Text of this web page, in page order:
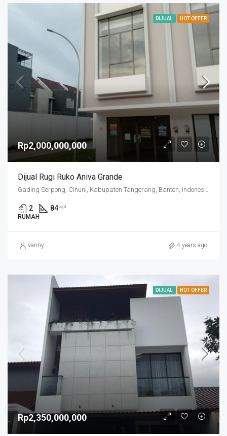
DIJUAL HOT OFFER
Rp2,000,000,000
Dijual Rugi Ruko Aniva Grande
Gading Serpong, Cihuni, Kabupaten Tangerang, Banten, Indonesia
2 84m²
RUMAH
vanny 4 years ago
DIJUAL HOT OFFER
Rp2,350,000,000